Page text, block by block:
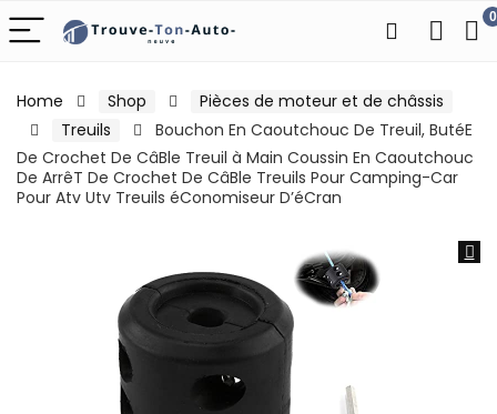
0
Home Shop
Pièces de moteur et de châssis
Treuils
Bouchon En Caoutchouc De Treuil, ButéE
De Crochet De CâBle Treuil à Main Coussin En Caoutchouc
De ArrêT De Crochet De CâBle Treuils Pour Camping-Car
Pour Atv Utv Treuils éConomiseur D’éCran